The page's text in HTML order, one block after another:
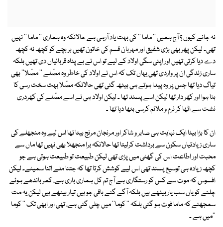
نہ جانے کیوں ؟ آج ہمیں '' ماما '' کی بہت یاد آرہی ہے حالانکہ وہ ہماری '' ماما '' نہیں
تھی۔ لیکن پھر بھی بڑی شفیق اور مہربان قسم کی خاتون تھیں ہر بچے کو کچھ نہ کچھ
دے دیا کرتی تھیں اور اپنی سگی اولاد کے لیے تو اس نے بے پناہ قربانیاں دی تھیں بلکہ
ساری زندگی ان پر واردی تھی یہاں تک کہ اس نے اولاد کی خاطر وہ مصّلے '' مصّلا'' بھی
تیاگ دیا تھا جس پر وہ پیدا ہوتے ہی بیٹھ گئی تھی حالانکہ مصّلا بہت سخت رسی کا
بنا ہوا اور کھر دار تھا لیکن اسے پسند تھا ۔ لیکن اولاد ہی نے اسے مصّلے کی کھردری
نشت سے اٹھا کر نرم و ملائم کرسی بٹھا دیا تھا ۔
ان کا بڑا بیٹا ایک نہایت ہی صابر و شاکر اور مرنجان مرنج بیٹا تھا اس لیے وہ منجھلے کی
ساری زیادتیاں سکون سے برداشت کرلیتا تھا حالانکہ برا منجھلا بھی نہیں تھا ماں سے
محبت اور اطاعت اس کی گھٹی میں پڑی تھی لیکن طبیعت تو طبیعت ہوتی ہے جو
کچھ زیادہ ہی توسیع پسند تھی اس لیے کوشش کرتا تھا کہ جتنا ملے اتنا سمیٹے۔ لیکن
افسوس کہ موت سے کس کو رستگاری ہے آج تم کل ہماری باری ہے، کمر باندھے ہوئے
چلنے کو یاں سب یار بیٹھے ہیں بلکہ آگے گئے باقی جو ہیں تیار بیٹھے ہیں لیکن یہ مت
سمجھئے کہ ماما فوت ہو گئی بلکہ '' کوما'' میں چلی گئی ہے، تھی اور ابھی تک '' کوما
''میں ہے ۔